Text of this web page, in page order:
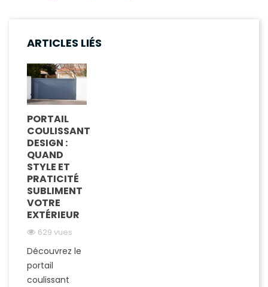
ARTICLES LIÉS
PORTAIL
COULISSANT
DESIGN :
QUAND
STYLE ET
PRATICITÉ
SUBLIMENT
VOTRE
EXTÉRIEUR
629 vues
Découvrez le
portail
coulissant